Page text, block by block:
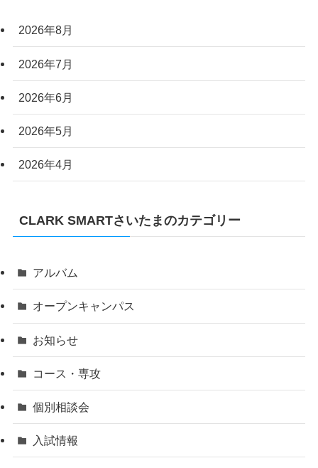
2026年8月
2026年7月
2026年6月
2026年5月
2026年4月
CLARK SMARTさいたまのカテゴリー
アルバム
オープンキャンパス
お知らせ
コース・専攻
個別相談会
入試情報